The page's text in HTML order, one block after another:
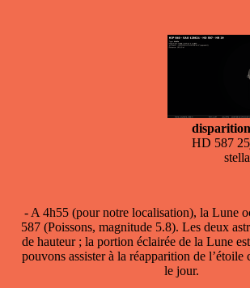
HD 587
- A 4h55 (pour notre localisation), la Lune
587 (Poissons, magnitude 5.8). Les deux
de hauteur ; la portion éclairée de la Lune
pouvons assister à la réapparition de l’étoile
le jour.